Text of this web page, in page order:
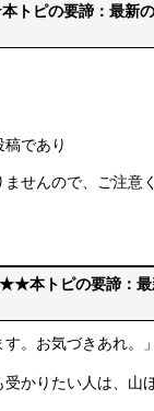
ピの要諦：最新
であり
せんので、ご注意
本トピの要諦：最
す。お気づきあれ
かりたい人は、山